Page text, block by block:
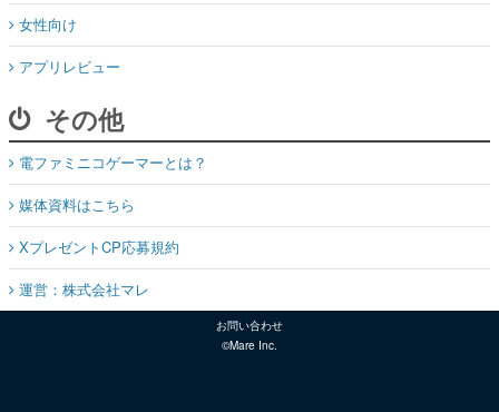
女性向け
アプリレビュー
その他
電ファミニコゲーマーとは？
媒体資料はこちら
XプレゼントCP応募規約
運営：株式会社マレ
お問い合わせ
©Mare Inc.